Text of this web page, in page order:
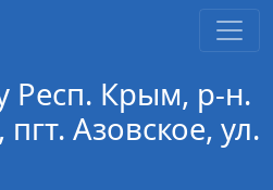
Респ. Крым, р-н.
Азовское, ул.